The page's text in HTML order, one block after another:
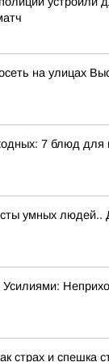
на улицах
7 блюд для
умных людей..
страх и спешка